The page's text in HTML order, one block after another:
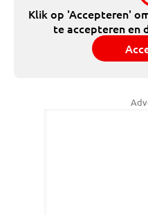
Klik op 'Accepteren'
te accepteren en